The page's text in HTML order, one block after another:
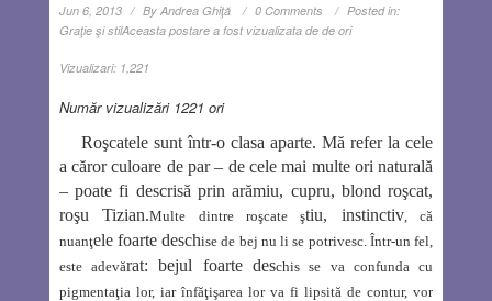
Jun 6, 2013 By Andrea Ghiţă 0 Comments
Posted in:
Graţie şi stilAceasta postare a fost vizualizata de de ori
Vizualizari: 1,221
Număr vizualizări 1221 ori
Roşcatele sunt într-o clasa aparte. Mă refer la cele
a căror culoare de par – de cele mai multe ori naturală
– poate fi descrisă prin arămiu, cupru, blond roşcat,
roşu Tizian.Multe dintre roşcate ştiu, instinctiv, că
nuanţele foarte deschise de bej nu li se potrivesc. Într-un fel,
este adevărat: bejul foarte deschis se va confunda cu
pigmentaţia lor, iar înfăţişarea lor va fi lipsită de contur, vor